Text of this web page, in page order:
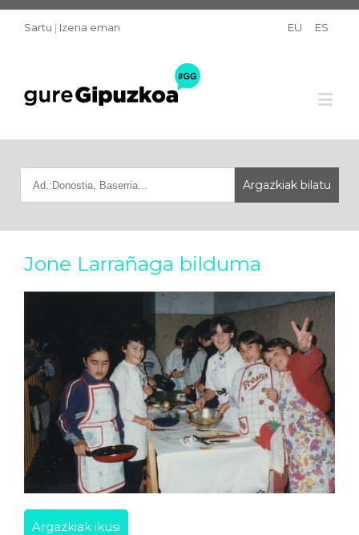
Sartu | Izena eman EU ES
Jone Larrañaga bilduma
Argazkiak ikusi